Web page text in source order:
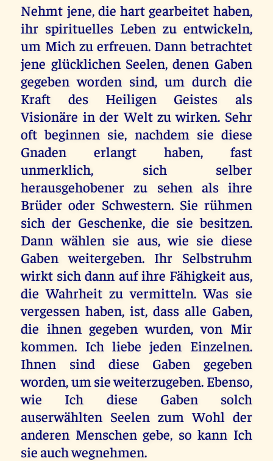
Nehmt jene, die hart gearbeitet haben,
ihr spirituelles Leben zu entwickeln,
um Mich zu erfreuen. Dann betrachtet
jene glücklichen Seelen, denen Gaben
gegeben worden sind, um durch die
Kraft des Heiligen Geistes als
Visionäre in der Welt zu wirken. Sehr
oft beginnen sie, nachdem sie diese
Gnaden erlangt haben, fast
unmerklich, sich selber
herausgehobener zu sehen als ihre
Brüder oder Schwestern. Sie rühmen
sich der Geschenke, die sie besitzen.
Dann wählen sie aus, wie sie diese
Gaben weitergeben. Ihr Selbstruhm
wirkt sich dann auf ihre Fähigkeit aus,
die Wahrheit zu vermitteln. Was sie
vergessen haben, ist, dass alle Gaben,
die ihnen gegeben wurden, von Mir
kommen. Ich liebe jeden Einzelnen.
Ihnen sind diese Gaben gegeben
worden, um sie weiterzugeben. Ebenso,
wie Ich diese Gaben solch
auserwählten Seelen zum Wohl der
anderen Menschen gebe, so kann Ich
sie auch wegnehmen.